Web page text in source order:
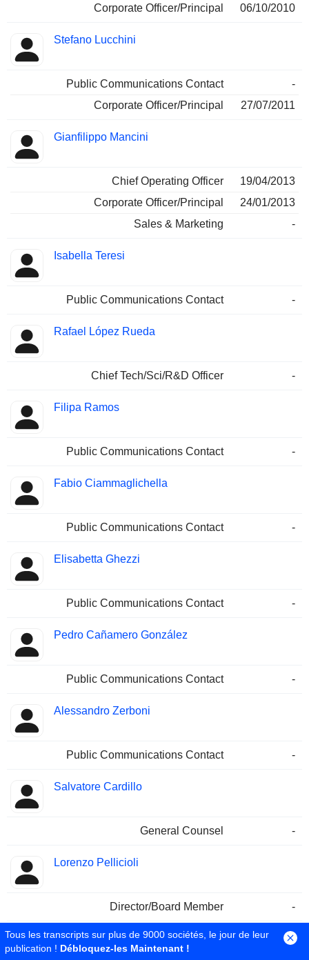
Corporate Officer/Principal
06/10/2010
Stefano Lucchini
Public Communications Contact
-
Corporate Officer/Principal
27/07/2011
Gianfilippo Mancini
Chief Operating Officer
19/04/2013
Corporate Officer/Principal
24/01/2013
Sales & Marketing
-
Isabella Teresi
Public Communications Contact -
Rafael López Rueda
Chief Tech/Sci/R&D Officer -
Filipa Ramos
Public Communications Contact -
Fabio Ciammaglichella
Public Communications Contact -
Elisabetta Ghezzi
Public Communications Contact -
Pedro Cañamero González
Public Communications Contact -
Alessandro Zerboni
Public Communications Contact -
Salvatore Cardillo
General Counsel -
Lorenzo Pellicioli
Director/Board Member -
Alessandro Luciano
Tous les transcripts sur plus de 9000 sociétés, le jour de leur
publication ! Débloquez-les Maintenant !